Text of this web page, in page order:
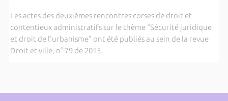
Les actes des deuxièmes rencontres corses de droit et
contentieux administratifs sur le thème "Sécurité juridique
et droit de l'urbanisme" ont été publiés au sein de la revue
Droit et ville, n° 79 de 2015.